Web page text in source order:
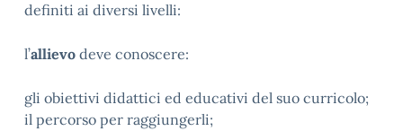
definiti ai diversi livelli:
l’allievo deve conoscere:
gli obiettivi didattici ed educativi del suo curricolo;
il percorso per raggiungerli;